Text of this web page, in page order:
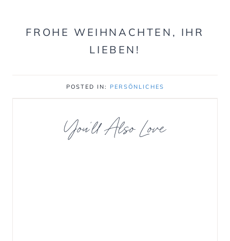
FROHE WEIHNACHTEN, IHR
LIEBEN!
POSTED IN: PERSÖNLICHES
You’ll Also Love